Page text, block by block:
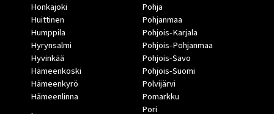
Honkajoki
Huittinen
Humppila
Hyrynsalmi
Hyvinkää
Hämeenkoski
Hämeenkyrö
Hämeenlinna
Pohja
Pohjanmaa
Pohjois-Karjala
Pohjois-Pohjanmaa
Pohjois-Savo
Pohjois-Suomi
Polvijärvi
Pomarkku
Pori